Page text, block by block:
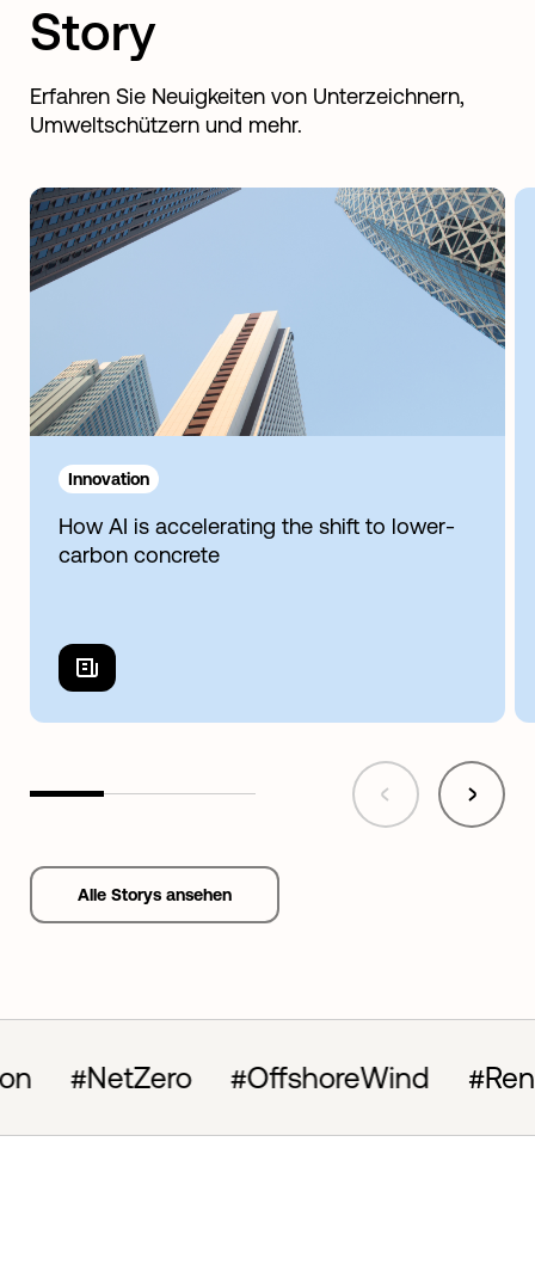
Story
Erfahren Sie Neuigkeiten von Unterzeichnern,
Umweltschützern und mehr.
Innovation
How AI is accelerating the shift to lower-
carbon concrete
Alle Storys ansehen
#OffshoreWind #RenewableEnergy